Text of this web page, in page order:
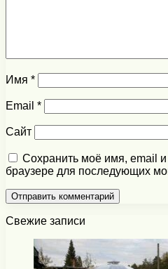
Имя *
Email *
Сайт
Сохранить моё имя, email и
браузере для последующих
Свежие записи